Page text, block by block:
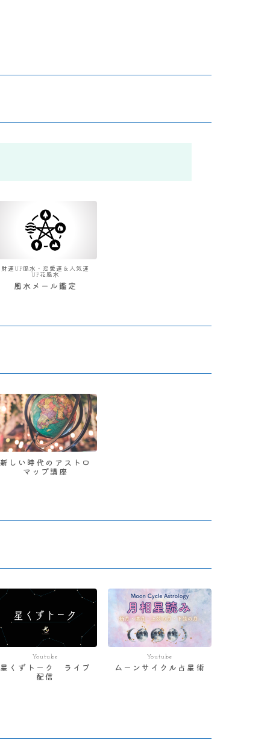
財運UP風水・恋愛運＆人気運
UP花風水
風水メール鑑定
新しい時代のアストロ
マップ講座
Youtube
星くずトーク ライブ
配信
Youtube
ムーンサイクル占星術